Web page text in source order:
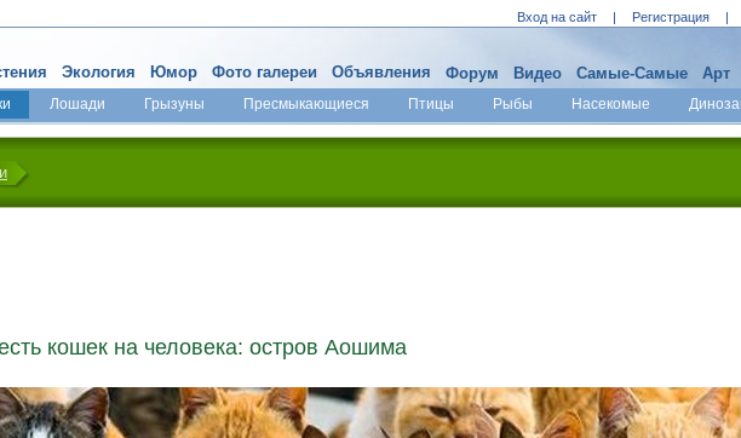
Вход на сайт | Регистрация |
Лошади Грызуны Пресмыкающиеся Птицы Рыбы Насекомые
Экология Юмор Фото галереи Объявления Форум Видео Самые-Самые Арт
кошек на человека: остров Аошима